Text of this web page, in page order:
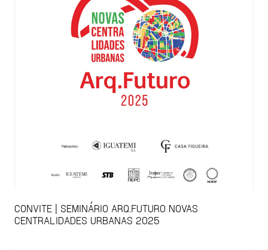
CONVITE | SEMINÁRIO ARQ.FUTURO NOVAS
CENTRALIDADES URBANAS 2025